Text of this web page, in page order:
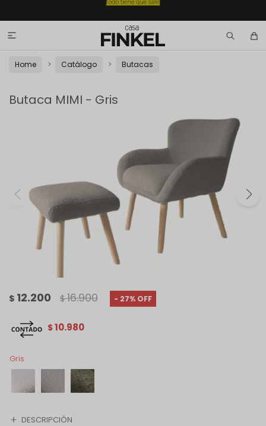

Home Catálogo Butacas
Butaca MIMI - Gris
$ 12.200 $ 16.900 27
$10.980
Gris
DESCRIPCIÓN